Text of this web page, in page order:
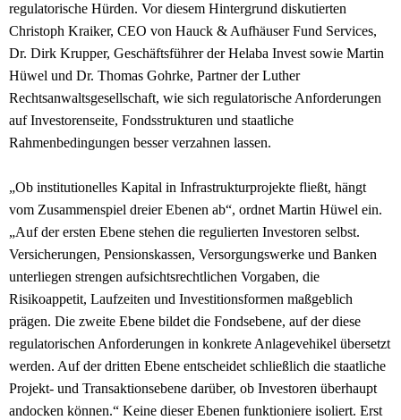
regulatorische Hürden. Vor diesem Hintergrund diskutierten
Christoph Kraiker, CEO von Hauck & Aufhäuser Fund Services,
Dr. Dirk Krupper, Geschäftsführer der Helaba Invest sowie Martin
Hüwel und Dr. Thomas Gohrke, Partner der Luther
Rechtsanwaltsgesellschaft, wie sich regulatorische Anforderungen
auf Investorenseite, Fondsstrukturen und staatliche
Rahmenbedingungen besser verzahnen lassen.
„Ob institutionelles Kapital in Infrastrukturprojekte fließt, hängt
vom Zusammenspiel dreier Ebenen ab“, ordnet Martin Hüwel ein.
„Auf der ersten Ebene stehen die regulierten Investoren selbst.
Versicherungen, Pensionskassen, Versorgungswerke und Banken
unterliegen strengen aufsichtsrechtlichen Vorgaben, die
Risikoappetit, Laufzeiten und Investitionsformen maßgeblich
prägen. Die zweite Ebene bildet die Fondsebene, auf der diese
regulatorischen Anforderungen in konkrete Anlagevehikel übersetzt
werden. Auf der dritten Ebene entscheidet schließlich die staatliche
Projekt- und Transaktionsebene darüber, ob Investoren überhaupt
andocken können.“ Keine dieser Ebenen funktioniere isoliert. Erst